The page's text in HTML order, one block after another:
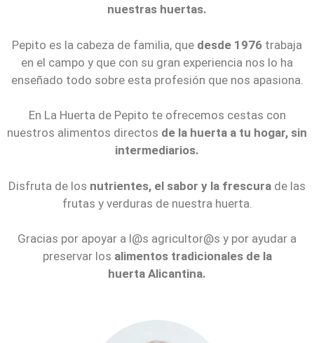
nuestras huertas.
Pepito es la cabeza de familia, que desde 1976 trabaja
en el campo y que con su gran experiencia nos lo ha
enseñado todo sobre esta profesión que nos apasiona.
En La Huerta de Pepito te ofrecemos cestas con
nuestros alimentos directos de la huerta a tu hogar, sin
intermediarios.
Disfruta de los nutrientes, el sabor y la frescura de las
frutas y verduras de nuestra huerta.
Gracias por apoyar a l@s agricultor@s y por ayudar a
preservar los alimentos tradicionales de la
huerta Alicantina.